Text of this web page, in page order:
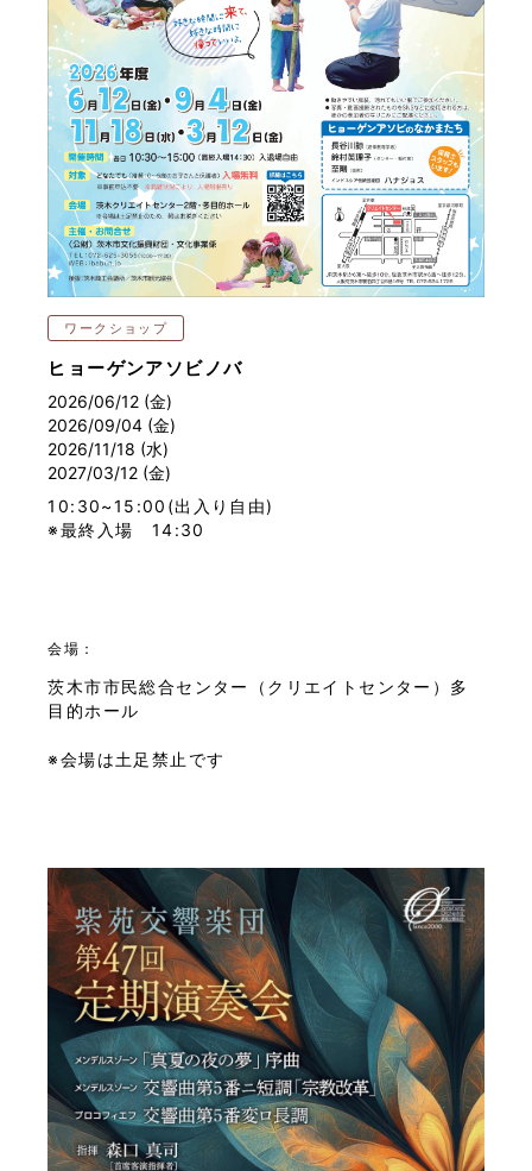
ワークショップ
ヒョーゲンアソビノバ
2026/06/12 (金)
2026/09/04 (金)
2026/11/18 (水)
2027/03/12 (金)
10:30~15:00(出入り自由)
※最終入場 14:30
会場：
茨木市市民総合センター（クリエイトセンター）多
目的ホール
※会場は土足禁止です